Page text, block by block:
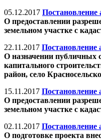
05.12.2017
О предоставлении
земельном участке с
22.11.2017
О назначении публичных
капитального
район, село
15.11.2017 Постановление
О предоставлении
земельном участке с
02.11.2017 Постановление
О подготовке проекта